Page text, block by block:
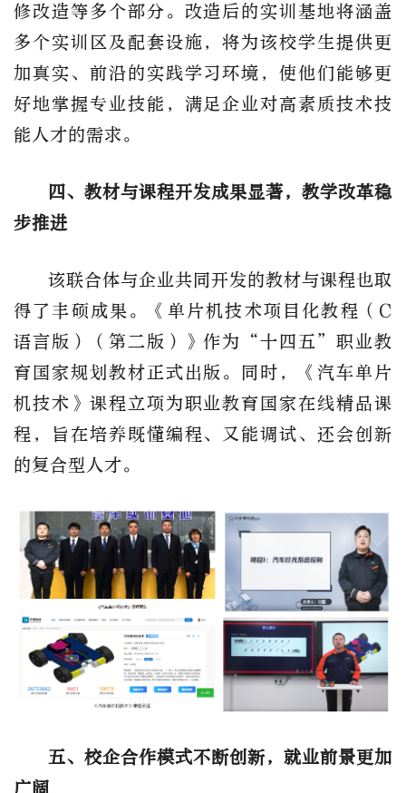
修改造等多个部分。改造后的实训基地将涵盖
多个实训区及配套设施，将为该校学生提供更
加真实、前沿的实践学习环境，使他们能够更
好地掌握专业技能，满足企业对高素质技术技
能人才的需求。
四、教材与课程开发成果显著，教学改革稳
步推进
该联合体与企业共同开发的教材与课程也取
得了丰硕成果。《单片机技术项目化教程（C
语言版）（第二版）》作为“十四五”职业教
育国家规划教材正式出版。同时，《汽车单片
机技术》课程立项为职业教育国家在线精品课
程，旨在培养既懂编程、又能调试、还会创新
的复合型人才。
五、校企合作模式不断创新，就业前景更加
广阔